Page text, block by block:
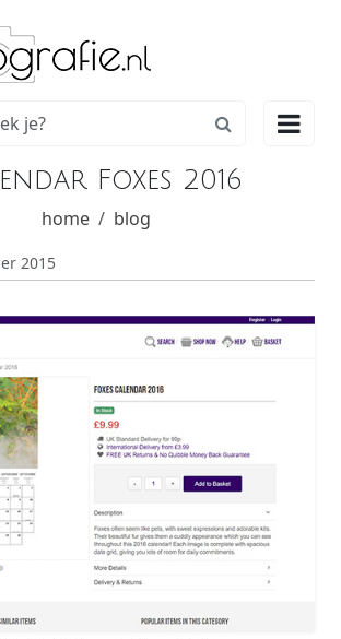

Foxes 2016
home blog
2015